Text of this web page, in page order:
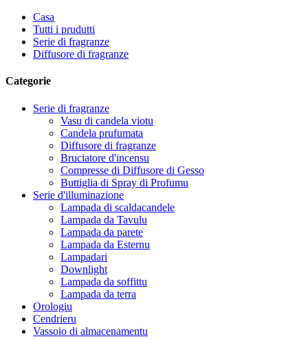
Casa
Tutti i prudutti
Serie di fragranze
Diffusore di fragranze
Categorie
Serie di fragranze
Vasu di candela viotu
Candela prufumata
Diffusore di fragranze
Bruciatore d'incensu
Compresse di Diffusore di Gesso
Buttiglia di Spray di Profumu
Serie d'illuminazione
Lampada di scaldacandele
Lampada da Tavulu
Lampada da parete
Lampada da Esternu
Lampadari
Downlight
Lampada da soffittu
Lampada da terra
Orologiu
Cendrieru
Vassoio di almacenamentu